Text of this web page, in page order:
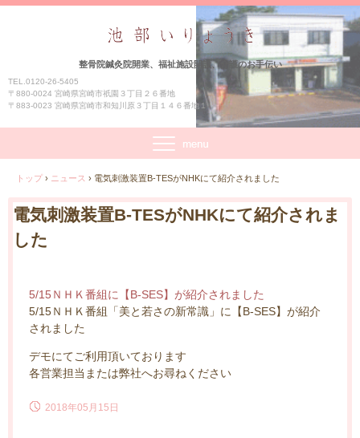
整骨院鍼灸院開業、福祉施設開設、介護のお手伝い
TEL.0120-26-5405
〒880-0024 宮崎県宮崎市祇園３丁目２６番地
〒883-0023 宮崎県宮崎市和知川原３丁目１４６番地１
トップ › ニュース › 電気刺激装置B-TESがNHKにて紹介されました
電気刺激装置B-TESがNHKにて紹介されま
した
5/15ＮＨＫ番組に【B-SES】が紹介されました
5/15ＮＨＫ番組「美と若さの新常識」に【B-SES】が紹介
されました
デモにてご利用頂いております
各営業担当または弊社へお尋ねください
2018年05月15日